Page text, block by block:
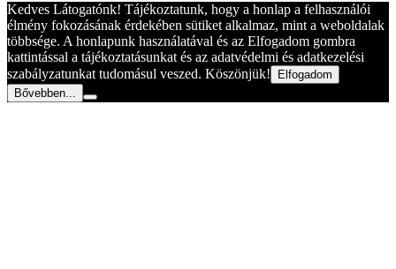
Kedves Látogatónk! Tájékoztatunk, hogy a honlap a felhasználói
élmény fokozásának érdekében sütiket alkalmaz, mint a weboldalak
többsége. A honlapunk használatával és az Elfogadom gombra
kattintással a tájékoztatásunkat és az adatvédelmi és adatkezelési
szabályzatunkat tudomásul veszed. Köszönjük!
Elfogadom
Bővebben...